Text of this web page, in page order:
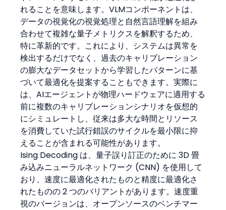
れることを意味します。VLMコンポーネントは、
データの視覚化の視覚処理と自然言語理解を組み
合わせて複雑な量子メトリクスを解釈するため、
特に革新的です。これにより、システムは異常を
検出するだけでなく、過去のキャリブレーション
の膨大なデータセットから学習したパターンに基
づいて最適化を提案することもできます。実際に
は、AIエージェントが物理ハードウェアに適用する
前に複数のキャリブレーションシナリオを仮想的
にシミュレートし、従来は多大な時間とリソース
を消費していた試行錯誤のサイクルを最小限に抑
えることが含まれる可能性があります。
Ising Decoding は、量子誤り訂正のために 3D 畳
み込みニューラルネットワーク (CNN) を使用して
おり、速度に最適化されたものと精度に最適化さ
れたものの 2 つのバリアントがあります。速度重
視のバージョンは、オープンソースのベンチマー